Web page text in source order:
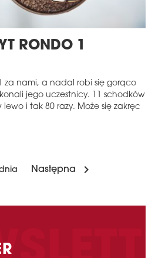
RONDO 1
za nami, a nadal robi się gorąco
jego uczestnicy. 11 schodków
lewo i tak 80 razy. Może się zakręc
Następna